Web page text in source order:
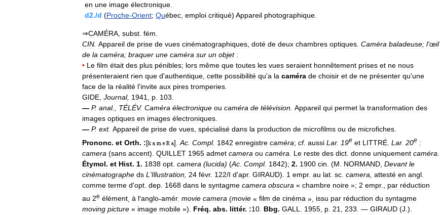
en une image électronique
d2./d (Proche-Orient; Québec emploi critiqué) Appareil photographique
⇒CAMÉRA subst fém
CIN Appareil de prise de vues cinématographiques doté de deux chambres optiques Caméra baladeuse; l'œil
de la caméra; braquer une caméra sur un objet :
• Le film était des plus pénibles; lors même que toutes les vues seraient honnêtement prises et ne nous
présenteraient rien que d'authentique cette possibilité qu'a la caméra de choisir et de ne présenter qu'une
face de la réalité l'invite aux pires tromperies
GIDE Journal, 1941 p 103
— P. anal., TÉLÉV. Caméra électronique ou caméra de télévision Appareil qui permet la transformation des
images optiques en images électroniques
— P. ext. Appareil de prise de vues spécialisé dans la production de microfilms ou de microfiches
Prononc. et Orth. :[ ]. Ac Compl. 1842 enregistre caméra; cf. aussi Lar. 19e et LITTRÉ Lar. 20e :
camera (sans accent). QUILLET 1965 admet camera ou caméra Le reste des dict donne uniquement caméra
Étymol. et Hist. 1. 1838 opt camera (lucida) (Ac Compl. 1842); 2. 1900 cin . (M NORMAND Devant le
cinématographe ds L 'Illustration 24 févr. 122/I d'apr. GIRAUD). 1 empr. au lat sc camera attesté en angl
comme terme d'opt dep 1668 dans le syntagme camera obscura « chambre noire »; 2 empr., par réduction
au 2e élément à l'anglo-amér. movie camera (movie « film de cinéma », issu par réduction du syntagme
moving picture « image mobile »). Fréq. abs. littér. :10. Bbg. GALL. 1955, p. 21, 233. — GIRAUD (J.).